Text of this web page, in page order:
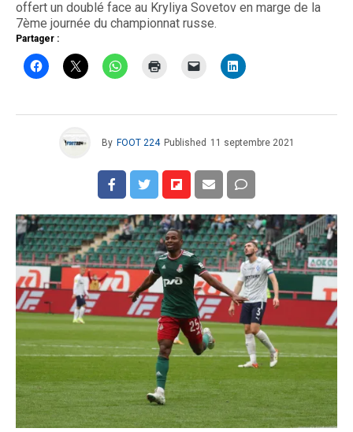
offert un doublé face au Kryliya Sovetov en marge de la
7ème journée du championnat russe.
Partager :
By FOOT 224 Published 11 septembre 2021